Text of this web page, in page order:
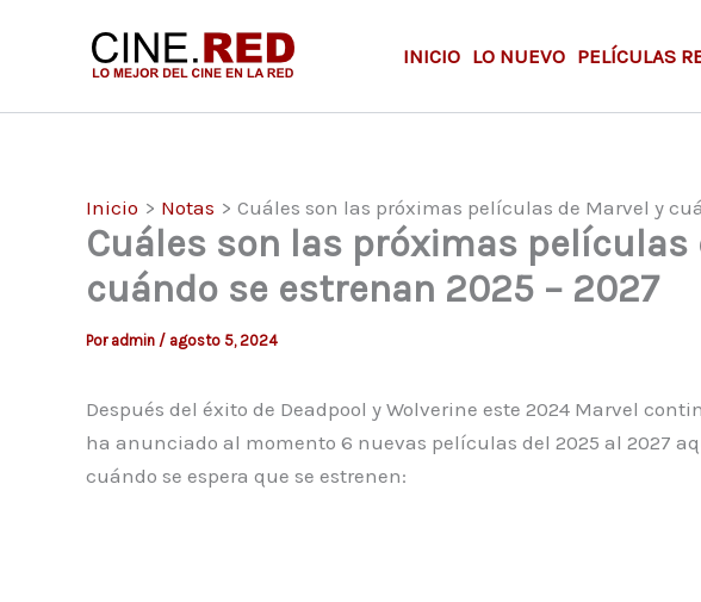
INICIO LO NUEVO PELÍCULAS
Inicio Notas Cuáles son las próximas películas de Marvel y
Cuáles son las próximas películas
cuándo se estrenan 2025 – 2027
Por admin / agosto 5, 2024
Después del éxito de Deadpool y Wolverine este 2024 Marvel
ha anunciado al momento 6 nuevas películas del 2025 al 2027
cuándo se espera que se estrenen: